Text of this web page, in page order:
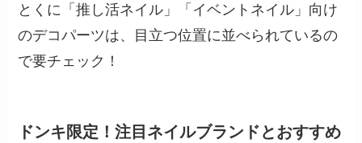
とくに「推し活ネイル」「イベントネイル」向け
のデコパーツは、目立つ位置に並べられているの
で要チェック！
ドンキ限定！注目ネイルブランドとおすすめ